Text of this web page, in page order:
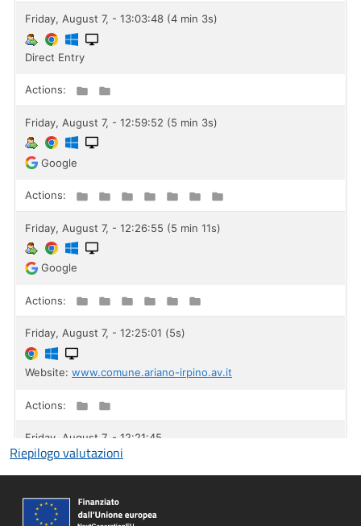
Riepilogo valutazioni